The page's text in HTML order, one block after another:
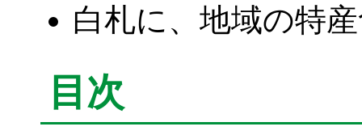
白札に、地域の特
目次